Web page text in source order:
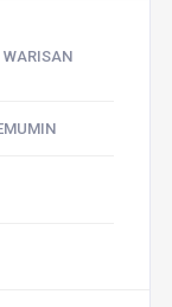
WARISAN